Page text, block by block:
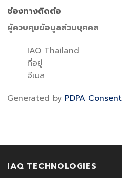
ช่องทางติดต่อ
ผู้ควบคุมข้อมูลส่วนบุคคล
IAQ Thailand
ที่อยู่
อีเมล
Generated by PDPA Consent
IAQ TECHNOLOGIES